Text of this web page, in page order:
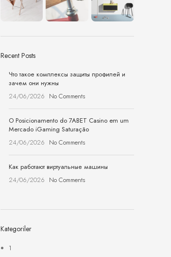
Recent Posts
Что такое комплексы защиты профилей и
зачем они нужны
24/06/2026 No Comments
O Posicionamento do 7ABET Casino em um
Mercado iGaming Saturação
24/06/2026 No Comments
Как работают виртуальные машины
24/06/2026 No Comments
Kategoriler
1